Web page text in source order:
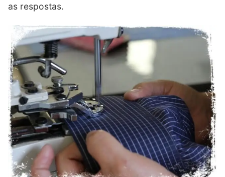
as respostas.